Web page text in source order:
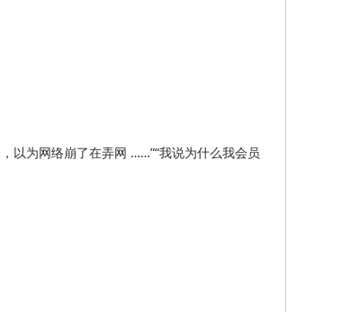
以为网络崩了在弄网 ……”“我说为什么我会员